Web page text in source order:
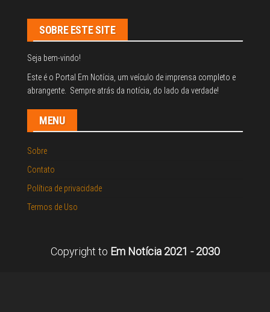
SOBRE ESTE SITE
Seja bem-vindo!
Este é o Portal Em Notícia, um veículo de imprensa completo e
abrangente. Sempre atrás da notícia, do lado da verdade!
MENU
Sobre
Contato
Política de privacidade
Termos de Uso
Copyright to Em Notícia 2021 - 2030